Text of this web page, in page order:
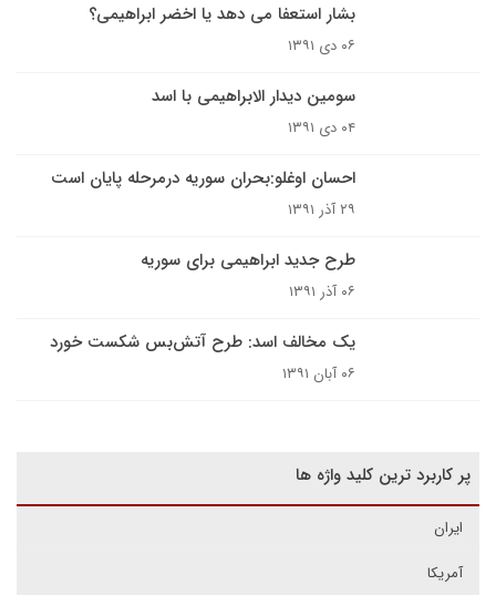
بشار استعفا می دهد یا اخضر ابراهیمی؟
۰۶ دی ۱۳۹۱
سومین دیدار الابراهیمی با اسد
۰۴ دی ۱۳۹۱
احسان اوغلو:بحران سوریه درمرحله پایان است
۲۹ آذر ۱۳۹۱
طرح جدید ابراهیمی برای سوریه
۰۶ آذر ۱۳۹۱
یک مخالف اسد: طرح آتش‌بس شکست خورد
۰۶ آبان ۱۳۹۱
پر کاربرد ترین کلید واژه ها
ایران
آمریکا